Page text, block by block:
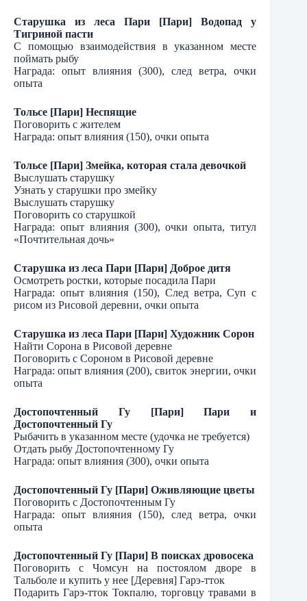
Старушка из леса Пари [Пари] Водопад у
Тигриной пасти
С помощью взаимодействия в указанном месте
поймать рыбу
Награда: опыт влияния (300), след ветра, очки
опыта
Тольсе [Пари] Неспящие
Поговорить с жителем
Награда: опыт влияния (150), очки опыта
Тольсе [Пари] Змейка, которая стала девочкой
Выслушать старушку
Узнать у старушки про змейку
Выслушать старушку
Поговорить со старушкой
Награда: опыт влияния (300), очки опыта, титул
«Почтительная дочь»
Старушка из леса Пари [Пари] Доброе дитя
Осмотреть ростки, которые посадила Пари
Награда: опыт влияния (150), След ветра, Суп с
рисом из Рисовой деревни, очки опыта
Старушка из леса Пари [Пари] Художник Сорон
Найти Сорона в Рисовой деревне
Поговорить с Сороном в Рисовой деревне
Награда: опыт влияния (200), свиток энергии, очки
опыта
Достопочтенный Гу [Пари] Пари и
Достопочтенный Гу
Рыбачить в указанном месте (удочка не требуется)
Отдать рыбу Достопочтенному Гу
Награда: опыт влияния (300), очки опыта
Достопочтенный Гу [Пари] Оживляющие цветы
Поговорить с Достопочтенным Гу
Награда: опыт влияния (150), след ветра, очки
опыта
Достопочтенный Гу [Пари] В поисках дровосека
Поговорить с Чомсун на постоялом дворе в
Тальболе и купить у нее [Деревня] Гарэ-тток
Подарить Гарэ-тток Токпалю, торговцу травами в